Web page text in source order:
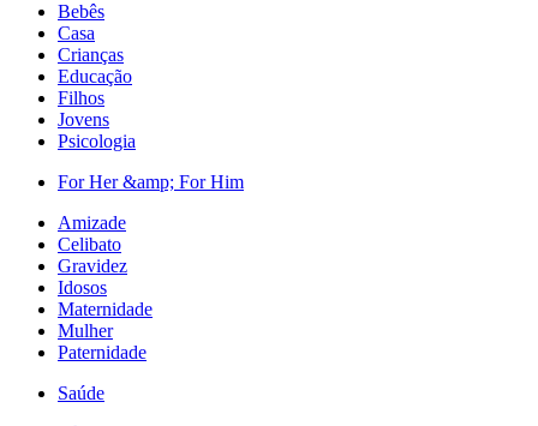
Bebês
Casa
Crianças
Educação
Filhos
Jovens
Psicologia
For Her &amp; For Him
Amizade
Celibato
Gravidez
Idosos
Maternidade
Mulher
Paternidade
Saúde